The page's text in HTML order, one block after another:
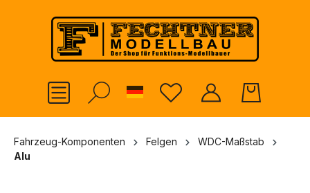
springen
German
Fahrzeug-Komponenten Felgen
WDC-Maßstab
Alu